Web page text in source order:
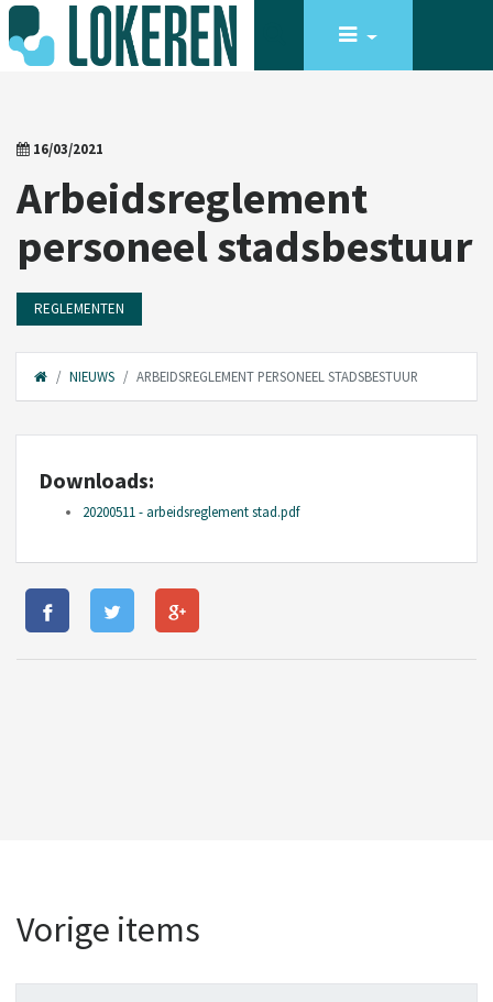
16/03/2021
Arbeidsreglement
personeel stadsbestuur
REGLEMENTEN
NIEUWS ARBEIDSREGLEMENT PERSONEEL STADSBESTUUR
Downloads:
20200511 - arbeidsreglement stad.pdf
Vorige items